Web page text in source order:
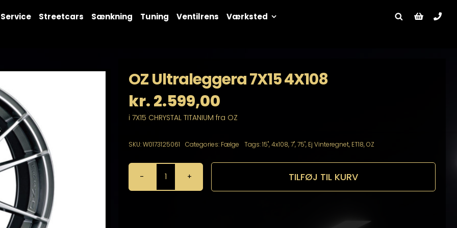
Service Streetcars Sænkning Tuning Ventilrens Værksted
OZ Ultraleggera 7X15 4X108
kr.2.599,00
i 7X15 CHRYSTAL TITANIUM fra OZ
SKU:W0173125061 Categories: Fælge Tags:15",4x108,7",75", Ej Vinteregnet, ET18,OZ
OZ
Ultraleggera
TILFØJ TIL KURV